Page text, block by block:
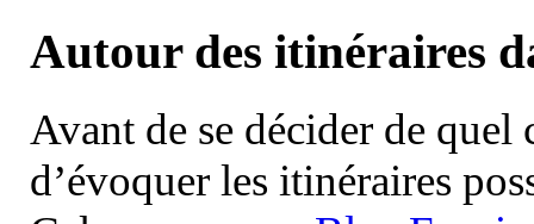
Autour des itinéraires
Avant de se décider de
d’évoquer les itinéraires